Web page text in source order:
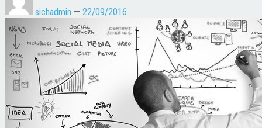
sichadmin — 22/09/2016